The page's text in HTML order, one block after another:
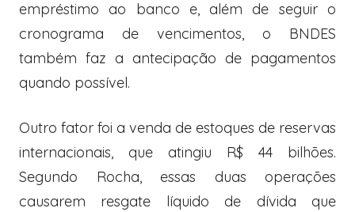
empréstimo ao banco e, além de seguir o
cronograma de vencimentos, o BNDES
também faz a antecipação de pagamentos
quando possível.
Outro fator foi a venda de estoques de reservas
internacionais, que atingiu R$ 44 bilhões.
Segundo Rocha, essas duas operações
causarem resgate líquido de dívida que